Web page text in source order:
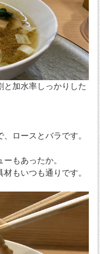
と加水率しっかりした
ロースとバラです。
もあったか。
もいつも通りです。